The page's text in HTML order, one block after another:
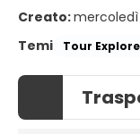
Creato:mercoledì
Temi
Tour Explore